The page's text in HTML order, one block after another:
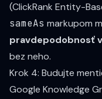
(ClickRank Entity-
sameAs markupom
pravdepodobnosť
bez neho.
Krok 4: Budujte
Google Knowledge